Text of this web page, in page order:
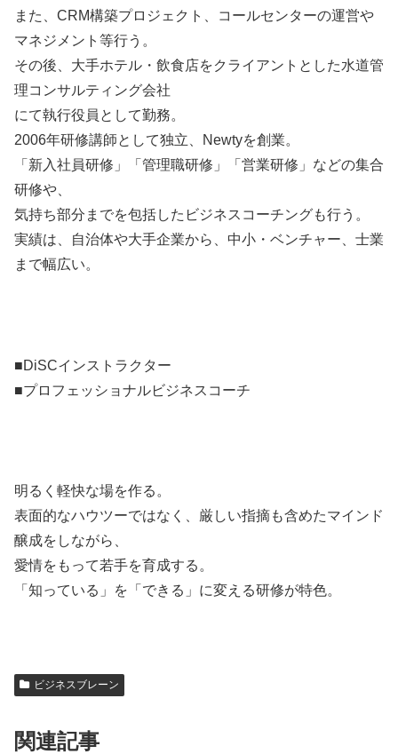
また、CRM構築プロジェクト、コールセンターの運営や
マネジメント等行う。
その後、大手ホテル・飲食店をクライアントとした水道管
理コンサルティング会社
にて執行役員として勤務。
2006年研修講師として独立、Newtyを創業。
「新入社員研修」「管理職研修」「営業研修」などの集合
研修や、
気持ち部分までを包括したビジネスコーチングも行う。
実績は、自治体や大手企業から、中小・ベンチャー、士業
まで幅広い。
■DiSCインストラクター
■プロフェッショナルビジネスコーチ
明るく軽快な場を作る。
表面的なハウツーではなく、厳しい指摘も含めたマインド
醸成をしながら、
愛情をもって若手を育成する。
「知っている」を「できる」に変える研修が特色。
ビジネスブレーン
関連記事